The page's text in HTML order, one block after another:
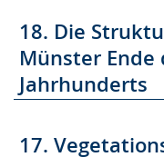
18. Die
Münster Ende
Jahrhunderts
17.